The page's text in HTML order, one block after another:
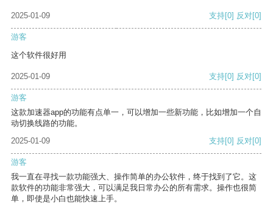
2025-01-09 支持[0] 反对[0]
游客
这个软件很好用
2025-01-09 支持[0] 反对[0]
游客
这款加速器app的功能有点单一，可以增加一些新功能，比如增加一个自
动切换线路的功能。
2025-01-09
支持[0] 反对[0]
游客
我一直在寻找一款功能强大、操作简单的办公软件，终于找到了它。这
款软件的功能非常强大，可以满足我日常办公的所有需求。操作也很简
单，即使是小白也能快速上手。